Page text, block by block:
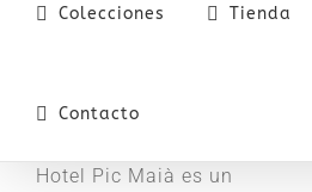
Colecciones Tienda
Contacto
Hotel Pic Maià es un